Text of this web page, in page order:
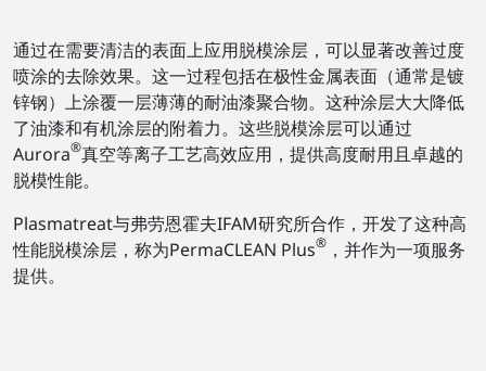
通过在需要清洁的表面上应用脱模涂层，可以显著改善过度
喷涂的去除效果。这一过程包括在极性金属表面（通常是镀
锌钢）上涂覆一层薄薄的耐油漆聚合物。这种涂层大大降低
了油漆和有机涂层的附着力。这些脱模涂层可以通过
Aurora®真空等离子工艺高效应用，提供高度耐用且卓越的
脱模性能。
Plasmatreat与弗劳恩霍夫IFAM研究所合作，开发了这种高
性能脱模涂层，称为PermaCLEAN Plus® ，并作为一项服务
提供。